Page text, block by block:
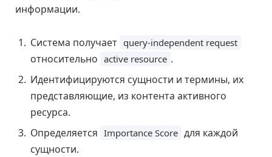
информации.
Система получает query-independent request
относительно active resource .
Идентифицируются сущности и термины, их
представляющие, из контента активного
ресурса.
Определяется Importance Score для каждой
сущности.